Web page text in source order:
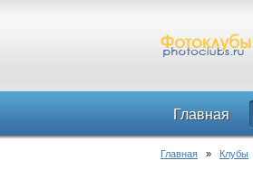
Главная
Главная » Клубы